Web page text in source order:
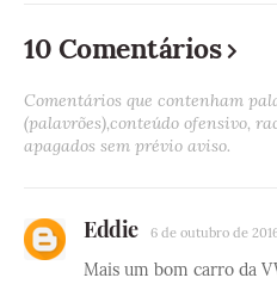
10 Comentários
Comentários que contenham
(palavrões),conteúdo ofensivo,
apagados sem prévio aviso.
Eddie 6 de outubro de
Mais um bom carro da